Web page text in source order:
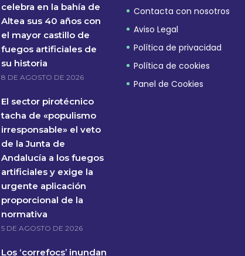
celebra en la bahía de
Altea sus 40 años con
el mayor castillo de
fuegos artificiales de
su historia
8 DE AGOSTO DE 2026
El sector pirotécnico
tacha de «populismo
irresponsable» el veto
de la Junta de
Andalucía a los fuegos
artificiales y exige la
urgente aplicación
proporcional de la
normativa
5 DE AGOSTO DE 2026
Los ‘correfocs’ inundan
Contacta con nosotros
Aviso Legal
Política de privacidad
Política de cookies
Panel de Cookies